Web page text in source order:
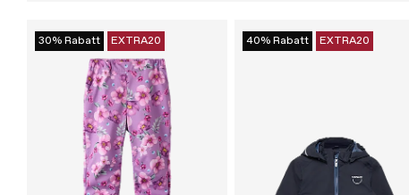
30% Rabatt EXTRA20 40% Rabatt EXTRA20